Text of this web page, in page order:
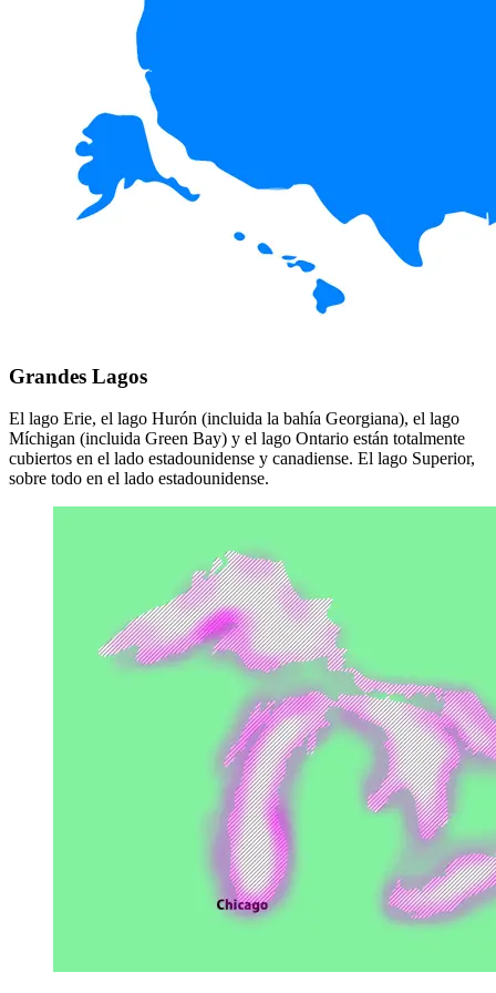
Grandes Lagos
El lago Erie, el lago Hurón (incluida la bahía Georgiana), el lago
Míchigan (incluida Green Bay) y el lago Ontario están totalmente
cubiertos en el lado estadounidense y canadiense. El lago Superior,
sobre todo en el lado estadounidense.